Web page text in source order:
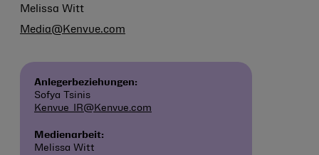
Melissa Witt
Media@Kenvue.com
Anlegerbeziehungen:
Sofya Tsinis
Kenvue_IR@Kenvue.com
Medienarbeit:
Melissa Witt